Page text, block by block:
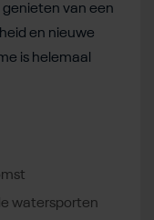
genieten van een
en nieuwe
is helemaal
watersporten